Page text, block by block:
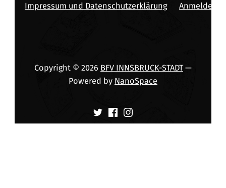
Impressum und Datenschutzerklärung Anmelden
Copyright © 2026 BFV INNSBRUCK-STADT—
Powered by NanoSpace